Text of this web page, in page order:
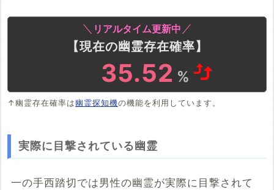
リアルタイム更新中
【現在の幽霊存在確率】
35.83 %
↑幽霊存在確率は幽霊探知機の機能を利用しています。
実際に目撃されている幽霊
一の手西踏切では男性の幽霊が実際に目撃されて